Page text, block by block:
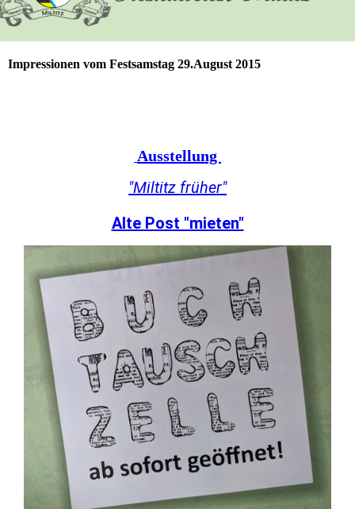
Impressionen vom Festsamstag 29.August 2015
Ausstellung
"Miltitz früher"
Alte Post "mieten"